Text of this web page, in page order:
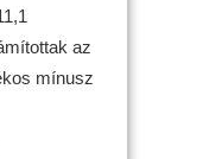
az
mínusz